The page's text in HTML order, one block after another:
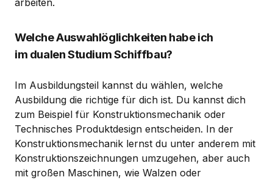
Welche Auswahlöglichkeiten habe ich
im dualen Studium Schiffbau?
Im Ausbildungsteil kannst du wählen, welche
Ausbildung die richtige für dich ist. Du kannst dich
zum Beispiel für Konstruktionsmechanik oder
Technisches Produktdesign entscheiden. In der
Konstruktionsmechanik lernst du unter anderem mit
Konstruktionszeichnungen umzugehen, aber auch
mit großen Maschinen, wie Walzen oder